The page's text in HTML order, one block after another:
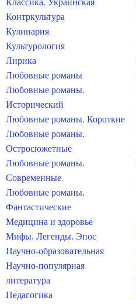
Классика. Украинская
Контркультура
Кулинария
Культурология
Лирика
Любовные романы
Любовные романы.
Исторический
Любовные романы. Короткие
Любовные романы.
Остросюжетные
Любовные романы.
Современные
Любовные романы.
Фантастические
Медицина и здоровье
Мифы. Легенды. Эпос
Научно-образовательная
Научно-популярная
литература
Педагогика